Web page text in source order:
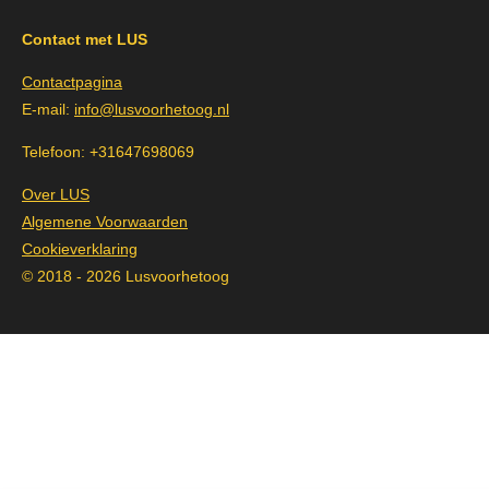
Contact met LUS
Contactpagina
E-mail: info@lusvoorhetoog.nl
Telefoon: +31647698069
Over LUS
Algemene Voorwaarden
Cookieverklaring
© 2018 - 2026 Lusvoorhetoog